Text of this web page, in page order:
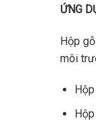
ỨNG
Hộp
môi